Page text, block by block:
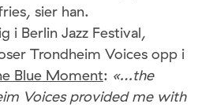
sier han.
i Berlin Jazz Festival,
Trondheim Voices opp i
Blue Moment: «…the
Voices provided me with